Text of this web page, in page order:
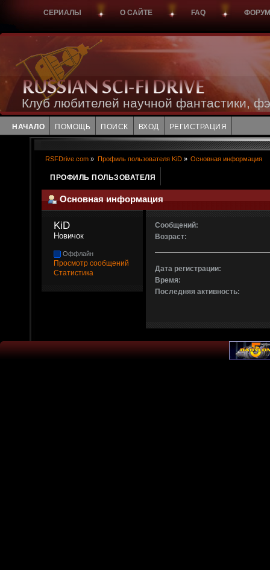
СЕРИАЛЫ О САЙТЕ FAQ ФОРУМ
Клуб любителей научной фантастики,
НАЧАЛО ПОМОЩЬ ПОИСК ВХОД РЕГИСТРАЦИЯ
RSFDrive.com » Профиль пользователя KiD» Основная информация
ПРОФИЛЬ ПОЛЬЗОВАТЕЛЯ
Основная информация
KiD
Новичок
Оффлайн
Просмотр сообщений
Статистика
Сообщений:
Возраст:
Дата регистрации:
Время:
Последняя активность: